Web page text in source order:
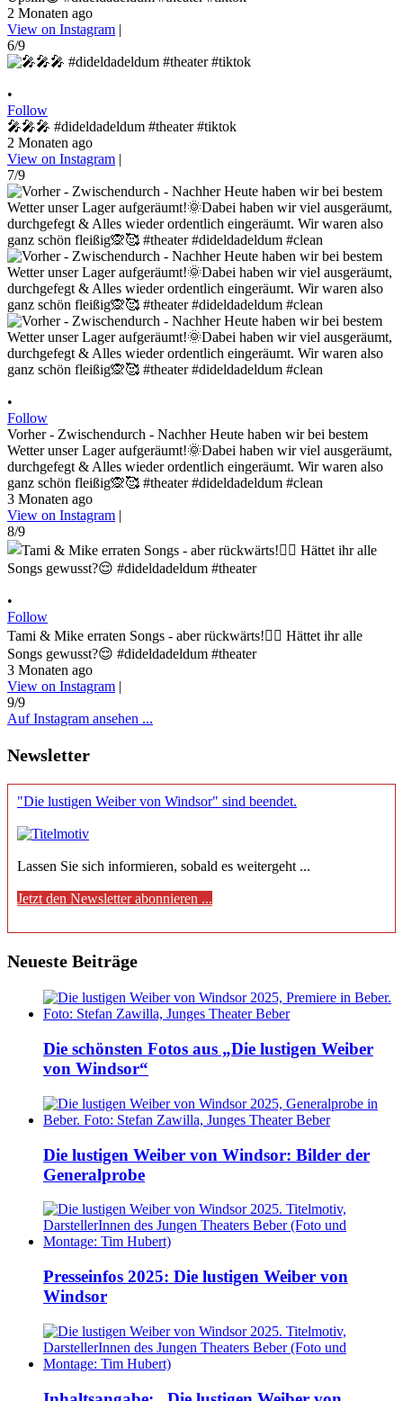
2 Monaten ago
View on Instagram
6/9
•
Follow
🎤🎤🎤 #dideldadeldum #theater #tiktok
2 Monaten ago
View on Instagram
7/9
•
Follow
Vorher - Zwischendurch - Nachher Heute haben wir bei bestem
Wetter unser Lager aufgeräumt!🌞Dabei haben wir viel ausgeräumt,
durchgefegt & Alles wieder ordentlich eingeräumt. Wir waren also
ganz schön fleißig🙊🥰 #theater #dideldadeldum #clean
3 Monaten ago
View on Instagram
8/9
•
Follow
Tami & Mike erraten Songs - aber rückwärts!😵‍💫 Hättet ihr alle
Songs gewusst?😌 #dideldadeldum #theater
3 Monaten ago
View on Instagram
9/9
Auf Instagram ansehen ...
Newsletter
"Die lustigen Weiber von Windsor" sind beendet.
Lassen Sie sich informieren, sobald es weitergeht ...
Jetzt den Newsletter abonnieren ...
Neueste Beiträge
Die schönsten Fotos aus „Die lustigen Weiber
von Windsor“
Die lustigen Weiber von Windsor: Bilder der
Generalprobe
Presseinfos 2025: Die lustigen Weiber von
Windsor